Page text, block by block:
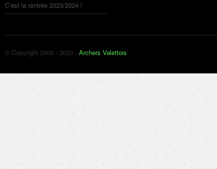
C’est la rentrée 2023/2024 !
© Copyright 2000 - 2020 - Archers Valettois